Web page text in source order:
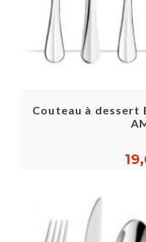
Couteau à dessert